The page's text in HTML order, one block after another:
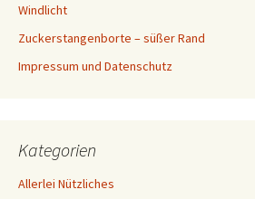
Windlicht
Zuckerstangenborte – süßer Rand
Impressum und Datenschutz
Kategorien
Allerlei Nützliches